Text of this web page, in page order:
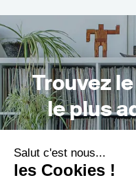
Salut c'est nous...
les Cookies !
Trouvez
le plus